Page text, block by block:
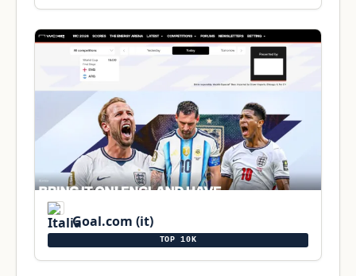
Goal.com (it)
TOP 10K